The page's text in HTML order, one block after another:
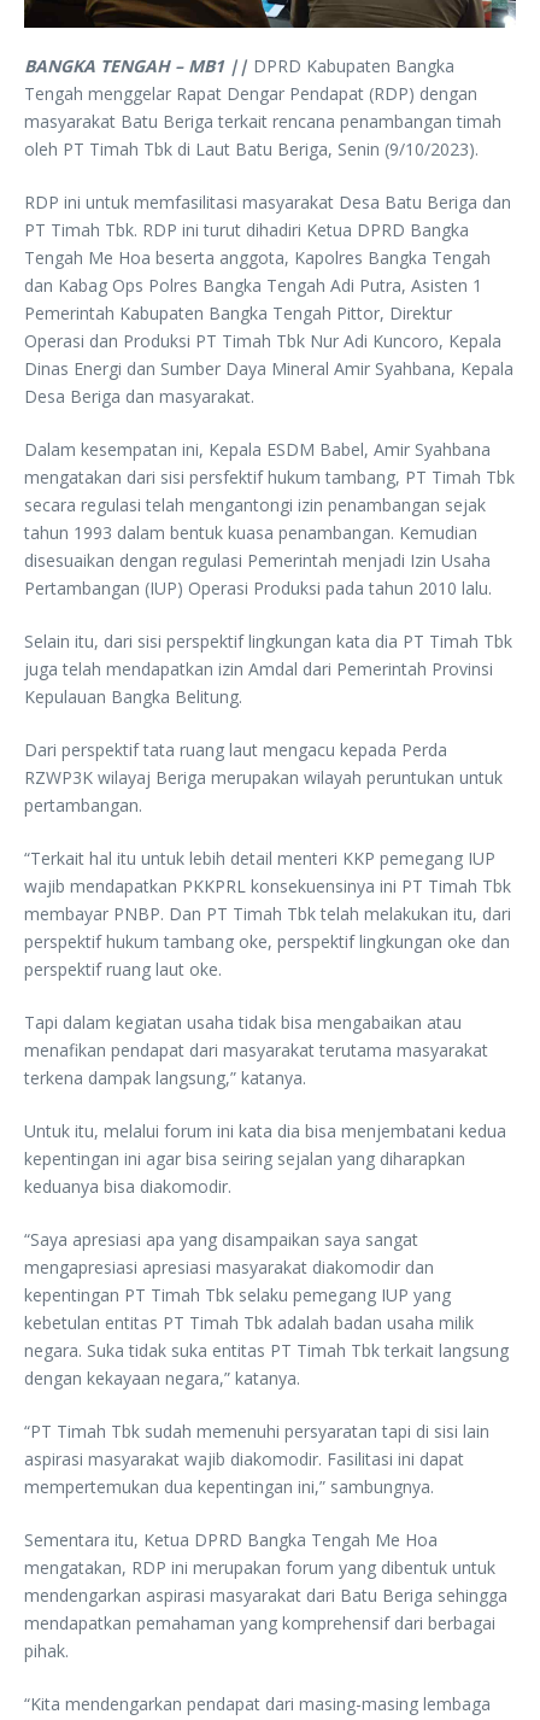
BANGKA TENGAH – MB1 || DPRD Kabupaten Bangka
Tengah menggelar Rapat Dengar Pendapat (RDP) dengan
masyarakat Batu Beriga terkait rencana penambangan timah
oleh PT Timah Tbk di Laut Batu Beriga, Senin (9/10/2023).
RDP ini untuk memfasilitasi masyarakat Desa Batu Beriga dan
PT Timah Tbk. RDP ini turut dihadiri Ketua DPRD Bangka
Tengah Me Hoa beserta anggota, Kapolres Bangka Tengah
dan Kabag Ops Polres Bangka Tengah Adi Putra, Asisten 1
Pemerintah Kabupaten Bangka Tengah Pittor, Direktur
Operasi dan Produksi PT Timah Tbk Nur Adi Kuncoro, Kepala
Dinas Energi dan Sumber Daya Mineral Amir Syahbana, Kepala
Desa Beriga dan masyarakat.
Dalam kesempatan ini, Kepala ESDM Babel, Amir Syahbana
mengatakan dari sisi persfektif hukum tambang, PT Timah Tbk
secara regulasi telah mengantongi izin penambangan sejak
tahun 1993 dalam bentuk kuasa penambangan. Kemudian
disesuaikan dengan regulasi Pemerintah menjadi Izin Usaha
Pertambangan (IUP) Operasi Produksi pada tahun 2010 lalu.
Selain itu, dari sisi perspektif lingkungan kata dia PT Timah Tbk
juga telah mendapatkan izin Amdal dari Pemerintah Provinsi
Kepulauan Bangka Belitung.
Dari perspektif tata ruang laut mengacu kepada Perda
RZWP3K wilayaj Beriga merupakan wilayah peruntukan untuk
pertambangan.
“Terkait hal itu untuk lebih detail menteri KKP pemegang IUP
wajib mendapatkan PKKPRL konsekuensinya ini PT Timah Tbk
membayar PNBP. Dan PT Timah Tbk telah melakukan itu, dari
perspektif hukum tambang oke, perspektif lingkungan oke dan
perspektif ruang laut oke.
Tapi dalam kegiatan usaha tidak bisa mengabaikan atau
menafikan pendapat dari masyarakat terutama masyarakat
terkena dampak langsung,” katanya.
Untuk itu, melalui forum ini kata dia bisa menjembatani kedua
kepentingan ini agar bisa seiring sejalan yang diharapkan
keduanya bisa diakomodir.
“Saya apresiasi apa yang disampaikan saya sangat
mengapresiasi apresiasi masyarakat diakomodir dan
kepentingan PT Timah Tbk selaku pemegang IUP yang
kebetulan entitas PT Timah Tbk adalah badan usaha milik
negara. Suka tidak suka entitas PT Timah Tbk terkait langsung
dengan kekayaan negara,” katanya.
“PT Timah Tbk sudah memenuhi persyaratan tapi di sisi lain
aspirasi masyarakat wajib diakomodir. Fasilitasi ini dapat
mempertemukan dua kepentingan ini,” sambungnya.
Sementara itu, Ketua DPRD Bangka Tengah Me Hoa
mengatakan, RDP ini merupakan forum yang dibentuk untuk
mendengarkan aspirasi masyarakat dari Batu Beriga sehingga
mendapatkan pemahaman yang komprehensif dari berbagai
pihak.
“Kita mendengarkan pendapat dari masing-masing lembaga